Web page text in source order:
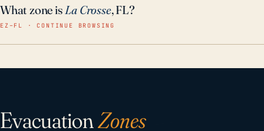
What zone isLa Crosse, FL?
EZ–FL · CONTINUE BROWSING
EvacuationZones